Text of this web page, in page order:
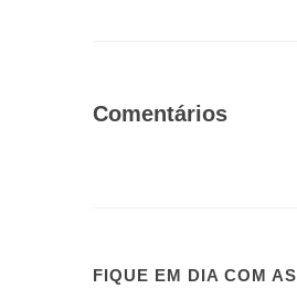
Comentários
FIQUE EM DIA COM AS